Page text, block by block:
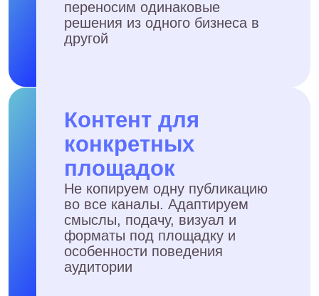
А если контент не будет
давать результат?
Сколько времени нужно,
чтобы увидеть результат?